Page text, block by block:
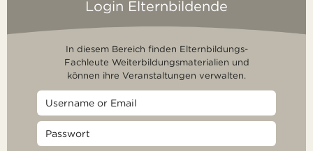
Login Elternbildende
In diesem Bereich finden Elternbildungs-
Fachleute Weiterbildungsmaterialien und
können ihre Veranstaltungen verwalten.